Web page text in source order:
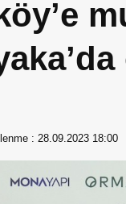
: 28.09.2023 18:00